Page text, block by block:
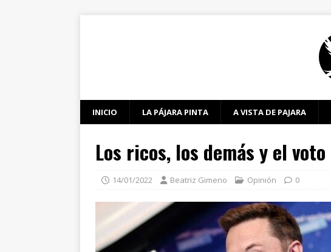
INICIO LA PÁJARA PINTA A VISTA DE PAJARA
Los ricos, los demás y el voto
14/01/2022 Beatriz Gimeno Opinión 0